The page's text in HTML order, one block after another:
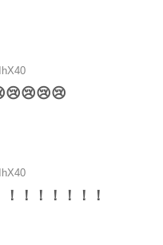
！！！！！！